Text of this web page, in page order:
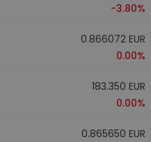
-3.80%
0.866072 EUR
0.00%
183.350 EUR
0.00%
0.865650 EUR